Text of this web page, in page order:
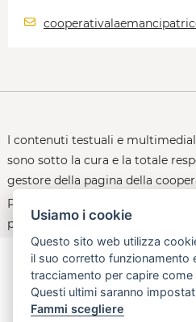
I contenuti testuali e
sono sotto la cura e la totale
gestore della pagina della
Per le policy d'uso della
pagina:open.toscana.it/privacy
aperta,
Usiamo i cookie
Questo sito web utilizza
il suo corretto funzionamento
tracciamento per capire
Questi ultimi saranno
Fammi scegliere